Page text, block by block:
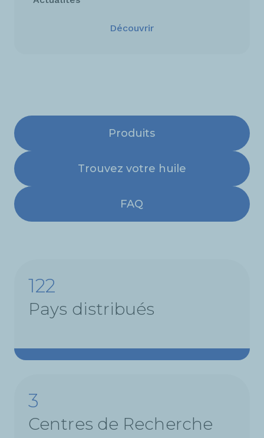
Découvrir
Produits
Trouvez votre huile
FAQ
122
Pays distribués
3
Centres de Recherche